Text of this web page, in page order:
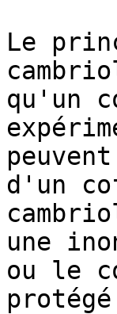
Le
qu'un
d'un
une
ou le